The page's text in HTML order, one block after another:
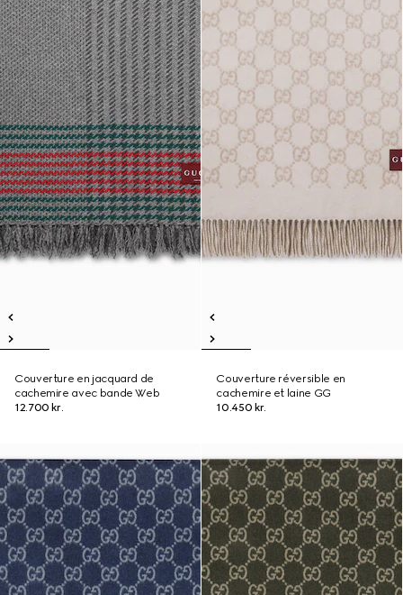
Couverture en jacquard de
cachemire avec bande Web
12.700 kr.
Couverture réversible en
cachemire et laine GG
10.450 kr.